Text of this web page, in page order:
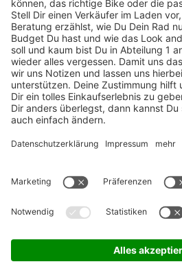
TOP-Marken
ZAHLUNGSARTEN / RATENKAUF
FÜR ARBEITGEBER & ARBEITNEHMER